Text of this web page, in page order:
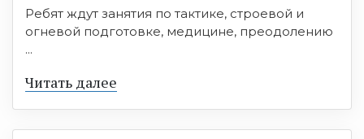
Ребят ждут занятия по тактике, строевой и
огневой подготовке, медицине, преодолению
...
Читать далее